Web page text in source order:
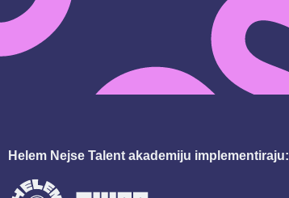
Helem Nejse Talent akademiju implementiraju: